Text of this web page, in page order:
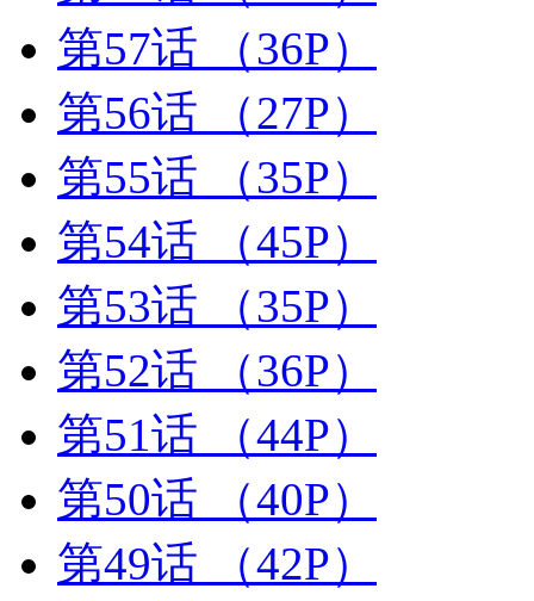
第57话
（36P）
第56话
（27P）
第55话
（35P）
第54话
（45P）
第53话
（35P）
第52话
（36P）
第51话
（44P）
第50话
（40P）
第49话
（42P）